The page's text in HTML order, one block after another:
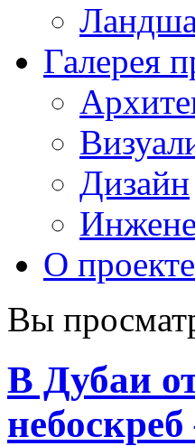
Галерея
Дизайн
О проекте
Вы
В Дубаи